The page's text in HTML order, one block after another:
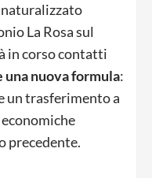
naturalizzato
La Rosa sul
in corso contatti
nuova formula:
un trasferimento a
precedente.